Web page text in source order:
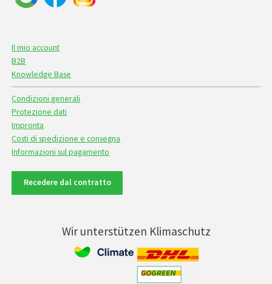
Il mio account
B2B
Knowledge Base
Condizioni generali
Protezione dati
Impronta
Costi di spedizione e consegna
Informazioni sul pagamento
Recedere dal contratto
Wir unterstützen Klimaschutz